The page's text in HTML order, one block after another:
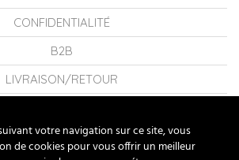
CONFIDENTIALITÉ
B2B
LIVRAISON/RETOUR
LA MARQUE
votre navigation sur ce site, vous
de cookies pour vous offrir un meilleur